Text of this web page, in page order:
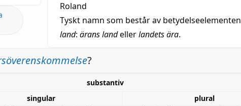
Roland
Tyskt namn som består av betydelseelementen
land: ärans landellerlandets ära.
?
substantiv
singular
plural